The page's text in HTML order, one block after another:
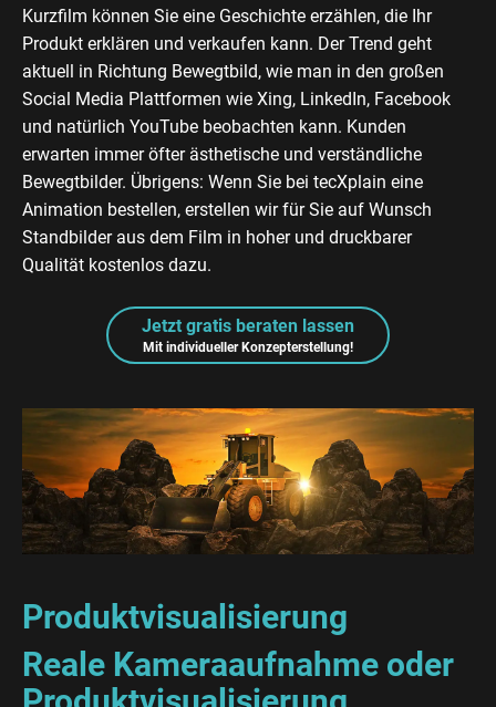
Kurzfilm können Sie eine Geschichte erzählen, die Ihr
Produkt erklären und verkaufen kann. Der Trend geht
aktuell in Richtung Bewegtbild, wie man in den großen
Social Media Plattformen wie Xing, LinkedIn, Facebook
und natürlich YouTube beobachten kann. Kunden
erwarten immer öfter ästhetische und verständliche
Bewegtbilder. Übrigens: Wenn Sie bei tecXplain eine
Animation bestellen, erstellen wir für Sie auf Wunsch
Standbilder aus dem Film in hoher und druckbarer
Qualität kostenlos dazu.
Jetzt gratis beraten lassen
Mit individueller Konzepterstellung!
Produktvisualisierung
Reale Kameraaufnahme oder